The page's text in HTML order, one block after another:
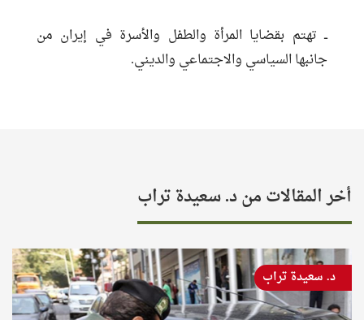
ــ تهتم بقضايا المرأة والطفل والأسرة في إيران من
جانبها السياسي والاجتماعي والديني.
أخر المقالات من د. سعيدة تراب
د. سعيدة تراب